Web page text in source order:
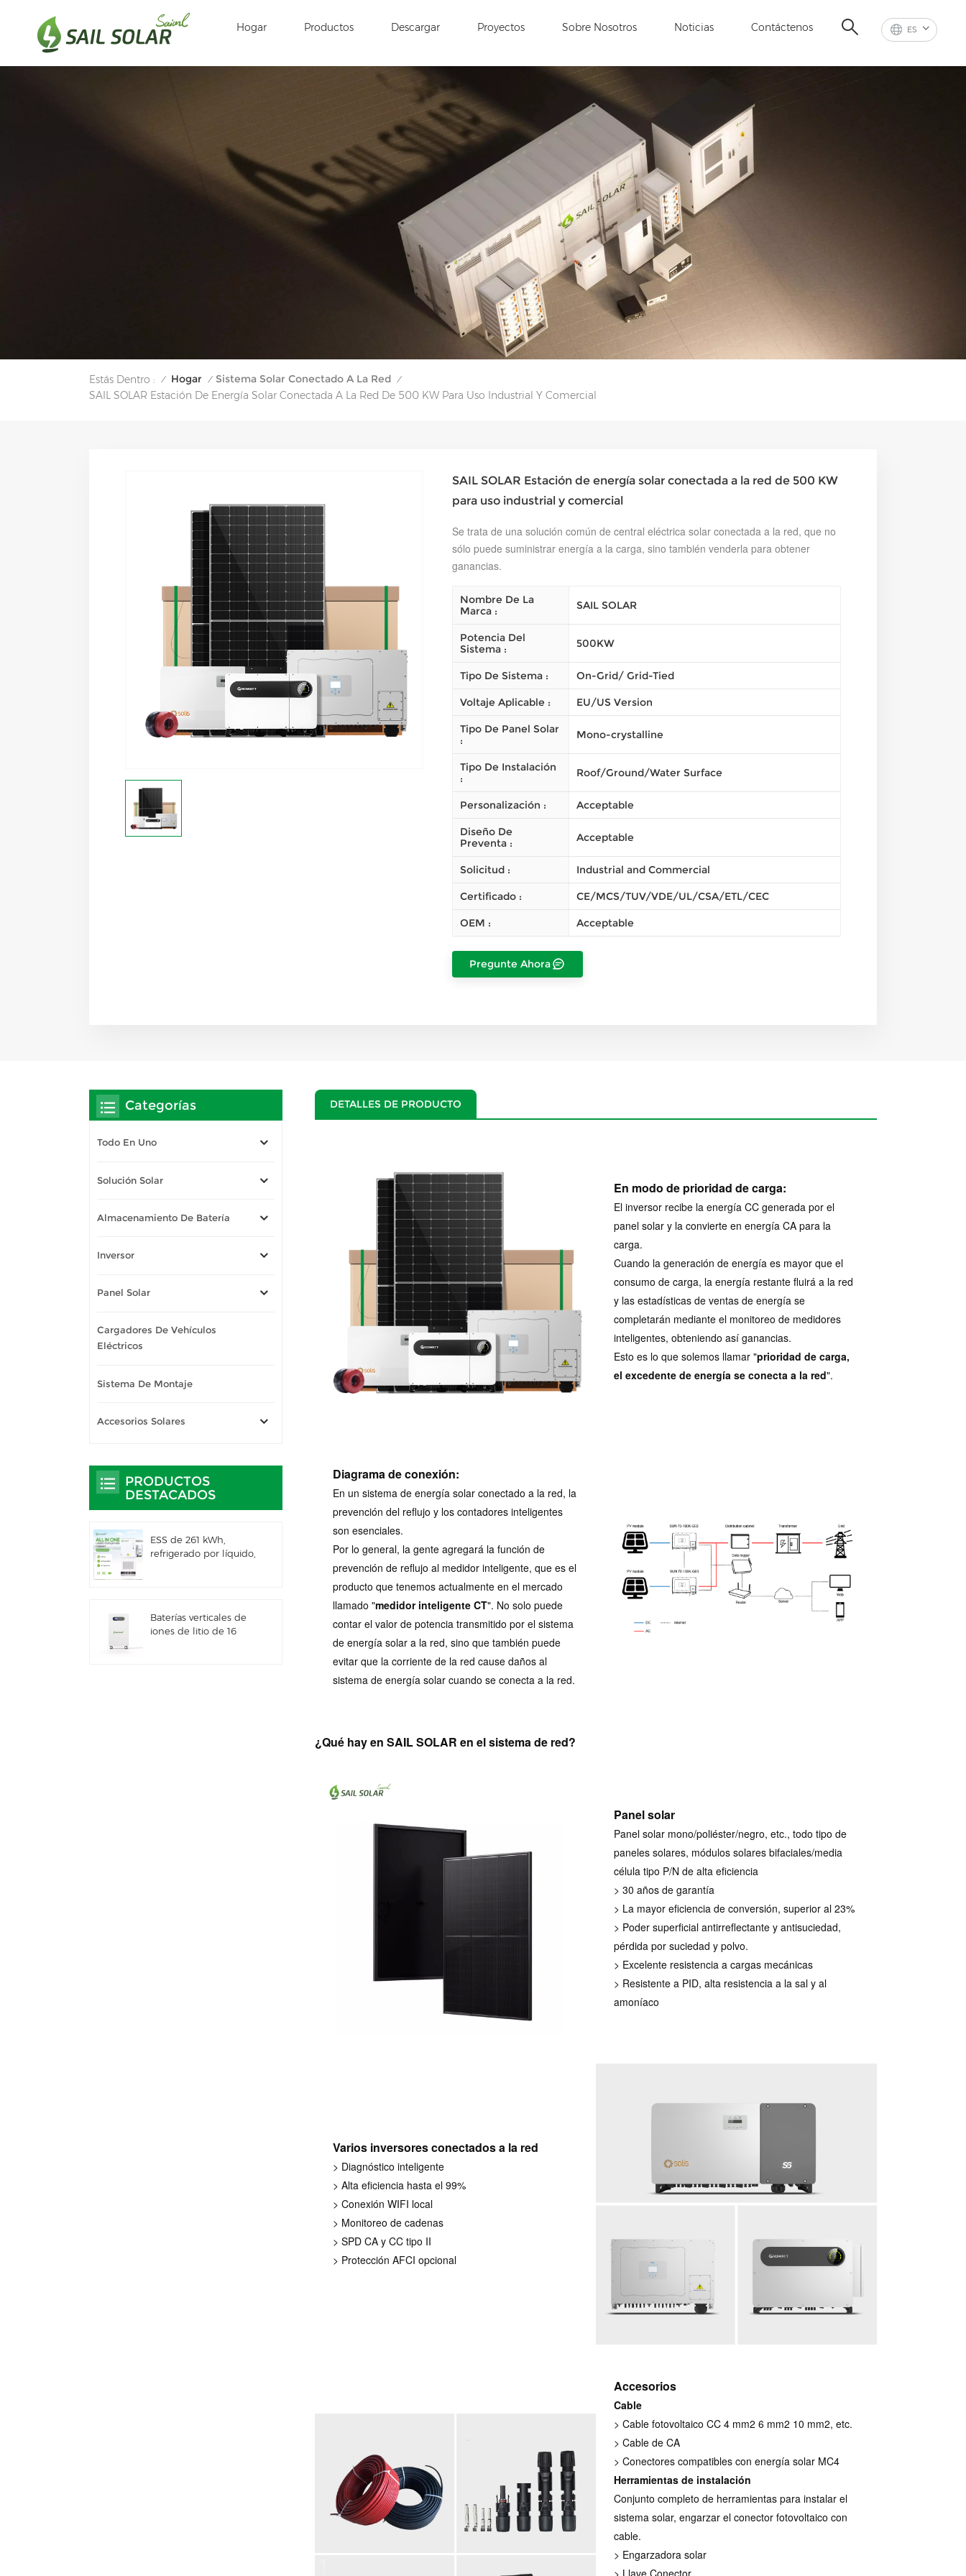
ES
Hogar Productos Descargar Proyectos Sobre Nosotros Noticias Contáctenos
Estás Dentro : / Hogar / Sistema Solar Conectado A La Red /
SAIL SOLAR Estación De Energía Solar Conectada A La Red De 500 KW Para Uso Industrial Y Comercial
SAIL SOLAR Estación de energía solar conectada a la red de 500 KW
para uso industrial y comercial
Se trata de una solución común de central eléctrica solar conectada a la red, que no
sólo puede suministrar energía a la carga, sino también venderla para obtener
ganancias.
Nombre De La
Marca :
SAIL SOLAR
Potencia Del
Sistema :
500KW
Tipo De Sistema : On-Grid/ Grid-Tied
Voltaje Aplicable : EU/US Version
Tipo De Panel Solar
:
Mono-crystalline
Tipo De Instalación
:
Roof/Ground/Water Surface
Personalización : Acceptable
Diseño De
Preventa :
Acceptable
Solicitud : Industrial and Commercial
Certificado : CE/MCS/TUV/VDE/UL/CSA/ETL/CEC
OEM : Acceptable
Pregunte Ahora
DETALLES DE PRODUCTO
En modo de prioridad de carga:
El inversor recibe la energía CC generada por el
panel solar y la convierte en energía CA para la
carga.
Cuando la generación de energía es mayor que el
consumo de carga, la energía restante fluirá a la red
y las estadísticas de ventas de energía se
completarán mediante el monitoreo de medidores
inteligentes, obteniendo así ganancias.
Esto es lo que solemos llamar "prioridad de carga,
el excedente de energía se conecta a la red".
Diagrama de conexión:
En un sistema de energía solar conectado a la red, la
prevención del reflujo y los contadores inteligentes
son esenciales.
Por lo general, la gente agregará la función de
prevención de reflujo al medidor inteligente, que es el
producto que tenemos actualmente en el mercado
llamado "medidor inteligente CT". No solo puede
contar el valor de potencia transmitido por el sistema
de energía solar a la red, sino que también puede
evitar que la corriente de la red cause daños al
sistema de energía solar cuando se conecta a la red.
¿Qué hay en SAIL SOLAR en el sistema de red?
Panel solar
Panel solar mono/poliéster/negro, etc., todo tipo de
paneles solares, módulos solares bifaciales/media
célula tipo P/N de alta eficiencia
> 30 años de garantía
> La mayor eficiencia de conversión, superior al 23%
> Poder superficial antirreflectante y antisuciedad,
pérdida por suciedad y polvo.
> Excelente resistencia a cargas mecánicas
> Resistente a PID, alta resistencia a la sal y al
amoníaco
Varios inversores conectados a la red
> Diagnóstico inteligente
> Alta eficiencia hasta el 99%
> Conexión WIFI local
> Monitoreo de cadenas
> SPD CA y CC tipo II
> Protección AFCI opcional
Accesorios
Cable
> Cable fotovoltaico CC 4 mm2 6 mm2 10 mm2, etc.
> Cable de CA
> Conectores compatibles con energía solar MC4
Herramientas de instalación
Conjunto completo de herramientas para instalar el
sistema solar, engarzar el conector fotovoltaico con
cable.
> Engarzadora solar
> Llave Conector
Categorías
Todo En Uno
Solución Solar
Almacenamiento De Batería
Inversor
Panel Solar
Cargadores De Vehículos
Eléctricos
Sistema De Montaje
Accesorios Solares
PRODUCTOS
DESTACADOS
ESS de 261 kWh,
refrigerado por líquido,
Baterías verticales de
iones de litio de 16